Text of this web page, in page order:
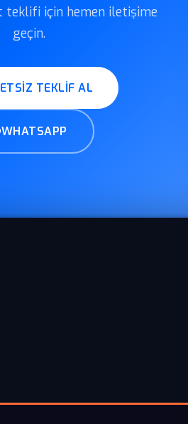
için hemen iletişime
geçin.
TEKLIF AL
WHATSAPP